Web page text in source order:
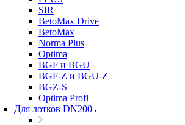
SIR
BetoMax Drive
BetoMax
Norma Plus
Optima
BGF и BGU
BGF-Z и BGU-Z
BGZ-S
Optima Profi
Для лотков DN200